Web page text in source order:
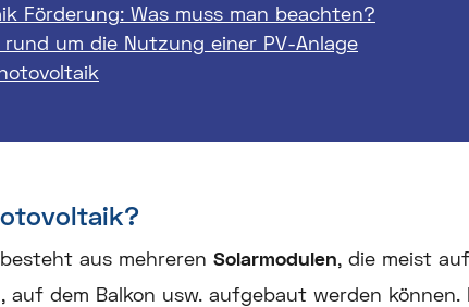
Förderung: Was muss man beachten?
um die Nutzung einer PV-Anlage
besteht aus mehreren Solarmodulen, die meist
auf dem Balkon usw. aufgebaut werden